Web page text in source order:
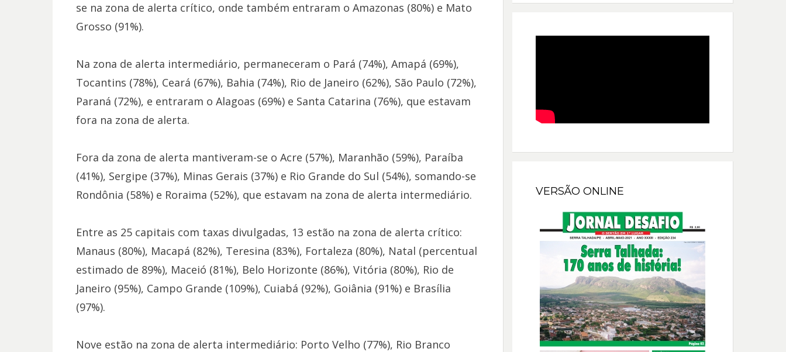
se na zona de alerta crítico, onde também entraram o Amazonas (80%) e Mato
Grosso (91%).
Na zona de alerta intermediário, permaneceram o Pará (74%), Amapá (69%),
Tocantins (78%), Ceará (67%), Bahia (74%), Rio de Janeiro (62%), São Paulo (72%),
Paraná (72%), e entraram o Alagoas (69%) e Santa Catarina (76%), que estavam
fora na zona de alerta.
Fora da zona de alerta mantiveram-se o Acre (57%), Maranhão (59%), Paraíba
(41%), Sergipe (37%), Minas Gerais (37%) e Rio Grande do Sul (54%), somando-se
Rondônia (58%) e Roraima (52%), que estavam na zona de alerta intermediário.
Entre as 25 capitais com taxas divulgadas, 13 estão na zona de alerta crítico:
Manaus (80%), Macapá (82%), Teresina (83%), Fortaleza (80%), Natal (percentual
estimado de 89%), Maceió (81%), Belo Horizonte (86%), Vitória (80%), Rio de
Janeiro (95%), Campo Grande (109%), Cuiabá (92%), Goiânia (91%) e Brasília
(97%).
Nove estão na zona de alerta intermediário: Porto Velho (77%), Rio Branco
VERSÃO ONLINE